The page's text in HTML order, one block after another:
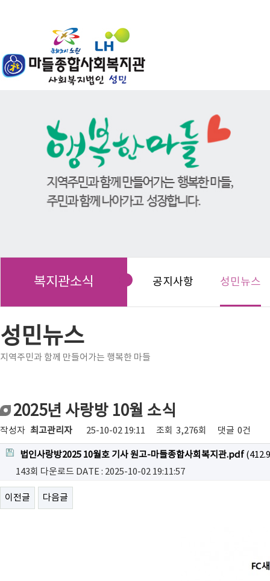
복지관소식 공지사항 성민뉴스
성민뉴스
지역주민과 함께 만들어가는 행복한 마들
2025년 사랑방 10월 소식
작성자 최고관리자 25-10-02 19:11 조회 3,276회 댓글 0건
법인사랑방2025 10월호 기사 원고-마들종합사회복지관.pdf
143회 다운로드 DATE : 2025-10-02 19:11:57
이전글 다음글